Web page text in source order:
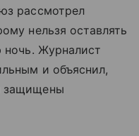
рассмотрел
нельзя оставлять
ночь. Журналист
и объяснил,
защищены